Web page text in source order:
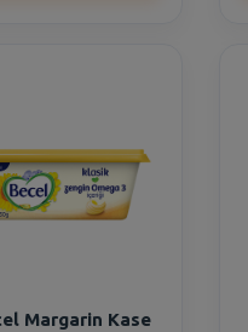
Margarin Kase